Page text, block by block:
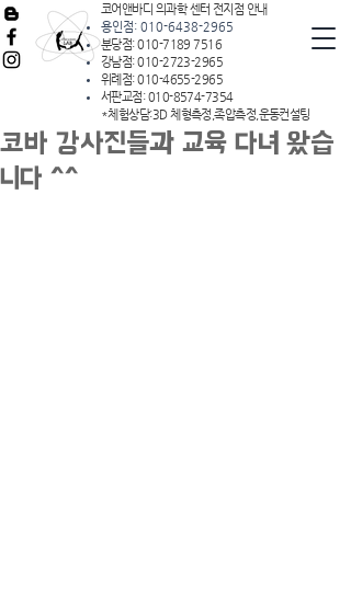
코어앤바디 의과학 센터 전지점 안내
용인점: 010-6438-2965
분당점:010-7189 7516
강남점:010-2723-2965
위례점:010-4655-2965
서판교점:010-8574-7354
*체험상담:3D 체형측정,족압측정,운동컨설팅
코바 강사진들과 교육 다녀 왔습
니다 ^^